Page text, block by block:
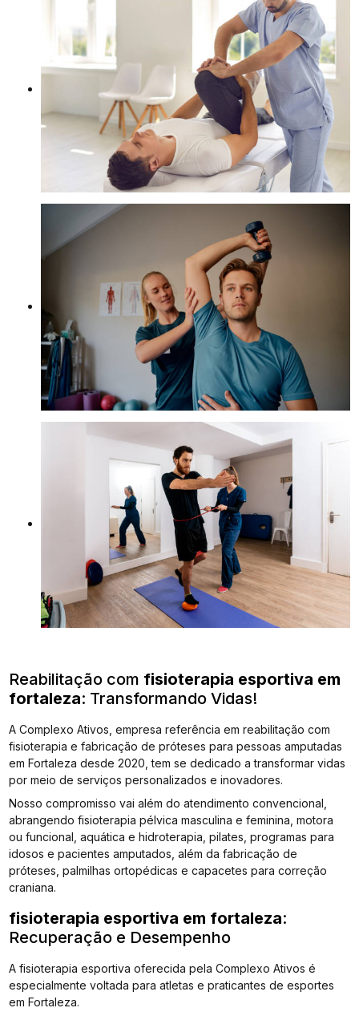
Reabilitação com fisioterapia esportiva em
fortaleza: Transformando Vidas!
A Complexo Ativos, empresa referência em reabilitação com
fisioterapia e fabricação de próteses para pessoas amputadas
em Fortaleza desde 2020, tem se dedicado a transformar vidas
por meio de serviços personalizados e inovadores.
Nosso compromisso vai além do atendimento convencional,
abrangendo fisioterapia pélvica masculina e feminina, motora
ou funcional, aquática e hidroterapia, pilates, programas para
idosos e pacientes amputados, além da fabricação de
próteses, palmilhas ortopédicas e capacetes para correção
craniana.
fisioterapia esportiva em fortaleza:
Recuperação e Desempenho
A fisioterapia esportiva oferecida pela Complexo Ativos é
especialmente voltada para atletas e praticantes de esportes
em Fortaleza.